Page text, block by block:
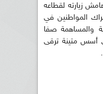
زيارته لقطاعه
المواطنين في
والمساهمة صفا
أسس متينة ترقى